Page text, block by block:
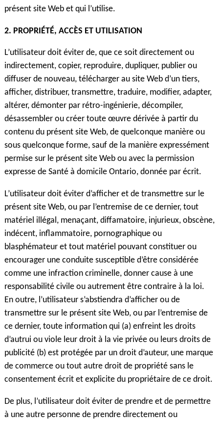
présent site Web et qui l’utilise.
2. PROPRIÉTÉ, ACCÈS ET UTILISATION
L’utilisateur doit éviter de, que ce soit directement ou
indirectement, copier, reproduire, dupliquer, publier ou
diffuser de nouveau, télécharger au site Web d’un tiers,
afficher, distribuer, transmettre, traduire, modifier, adapter,
altérer, démonter par rétro-ingénierie, décompiler,
désassembler ou créer toute œuvre dérivée à partir du
contenu du présent site Web, de quelconque manière ou
sous quelconque forme, sauf de la manière expressément
permise sur le présent site Web ou avec la permission
expresse de Santé à domicile Ontario, donnée par écrit.
L’utilisateur doit éviter d’afficher et de transmettre sur le
présent site Web, ou par l’entremise de ce dernier, tout
matériel illégal, menaçant, diffamatoire, injurieux, obscène,
indécent, inflammatoire, pornographique ou
blasphémateur et tout matériel pouvant constituer ou
encourager une conduite susceptible d’être considérée
comme une infraction criminelle, donner cause à une
responsabilité civile ou autrement être contraire à la loi.
En outre, l’utilisateur s’abstiendra d’afficher ou de
transmettre sur le présent site Web, ou par l’entremise de
ce dernier, toute information qui (a) enfreint les droits
d’autrui ou viole leur droit à la vie privée ou leurs droits de
publicité (b) est protégée par un droit d’auteur, une marque
de commerce ou tout autre droit de propriété sans le
consentement écrit et explicite du propriétaire de ce droit.
De plus, l’utilisateur doit éviter de prendre et de permettre
à une autre personne de prendre directement ou